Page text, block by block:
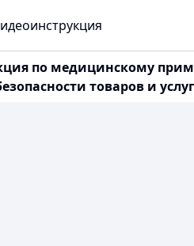
по медицинскому
товаров и